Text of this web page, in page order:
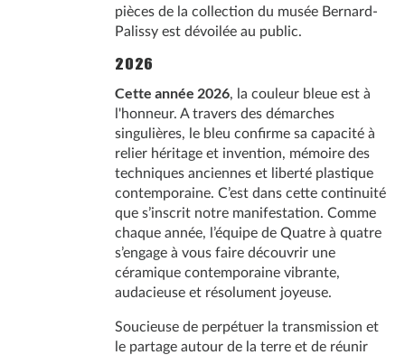
pièces de la collection du musée Bernard-
Palissy est dévoilée au public.
2026
Cette année 2026, la couleur bleue est à
l'honneur. A travers des démarches
singulières, le bleu confirme sa capacité à
relier héritage et invention, mémoire des
techniques anciennes et liberté plastique
contemporaine. C’est dans cette continuité
que s’inscrit notre manifestation. Comme
chaque année, l’équipe de Quatre à quatre
s’engage à vous faire découvrir une
céramique contemporaine vibrante,
audacieuse et résolument joyeuse.
Soucieuse de perpétuer la transmission et
le partage autour de la terre et de réunir